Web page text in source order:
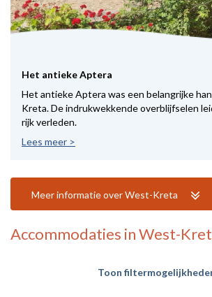
Het antieke Aptera
Het antieke Aptera was een belangrijke
Kreta. De indrukwekkende overblijfselen
rijk verleden.
Lees meer >
Meer informatie over West-Kreta
Accommodaties in West-
Toon